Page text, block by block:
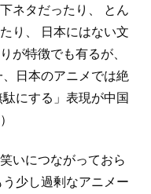
ネタだったり、
とん
り、
日本にはない文
が特徴でも有るが、
、日本のアニメでは絶
駄にする」表現が中国
いにつながっておら
少し過剰なアニメー